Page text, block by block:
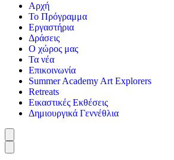
Αρχή
Το Πρόγραμμα
Εργαστήρια
Δράσεις
Ο χώρος μας
Τα νέα
Επικοινωνία
Summer Academy Art Explorers
Retreats
Εικαστικές Εκθέσεις
Δημιουργικά Γεννέθλια